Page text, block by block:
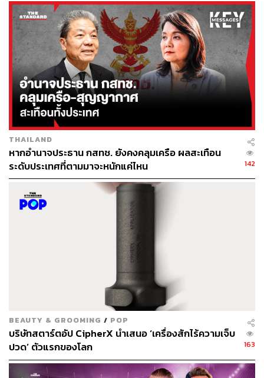
THAILAND
หากอำนาจประธาน กสทช. ยังคงคลุมเครือ ผลสะเทือน
ระดับประเทศที่ตามมาจะหนักแค่ไหน
142
BEAUTY & GROOMING / POP
บริษัทสตาร์ตอัป CipherX นำเสนอ ‘เครื่องสักไร้ความเจ็บ
ปวด’ ตัวแรกของโลก
163